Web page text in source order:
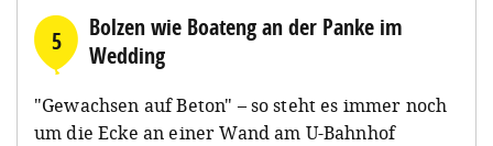
5
Bolzen wie Boateng an der Panke im
Wedding
"Gewachsen auf Beton" – so steht es immer noch
um die Ecke an einer Wand am U-Bahnhof